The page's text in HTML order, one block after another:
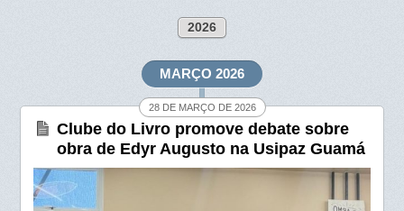
2026
MARÇO 2026
28 DE MARÇO DE 2026
Clube do Livro promove debate sobre
obra de Edyr Augusto na Usipaz Guamá